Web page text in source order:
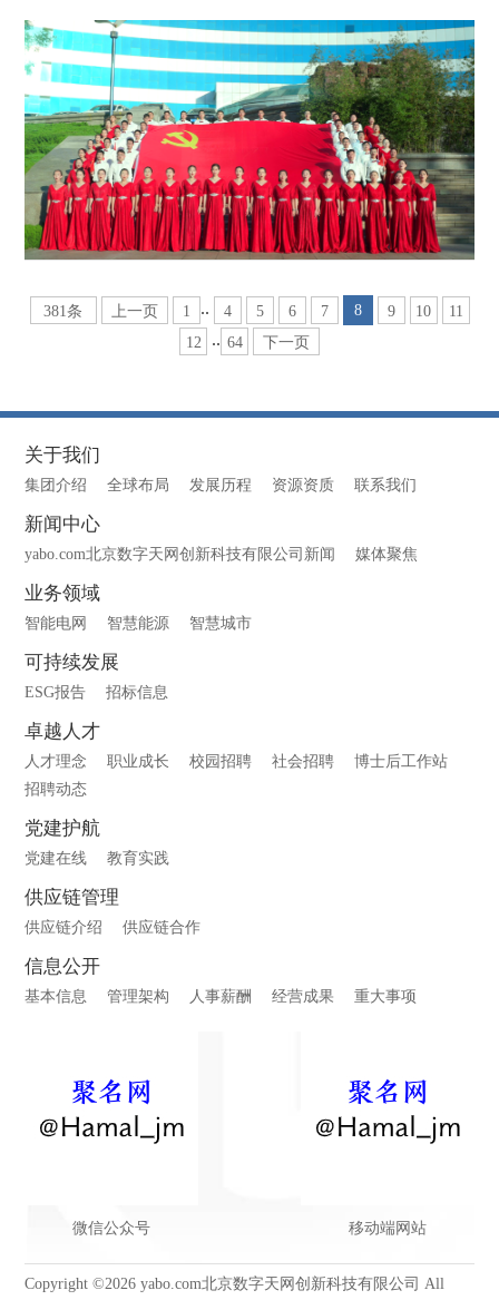
381条 上一页 1 .. 4 5 6 7 8 9 10
11
12
.. 64 下一页
关于我们
集团介绍 全球布局 发展历程 资源资质 联系我们
新闻中心
yabo.com北京数字天网创新科技有限公司新闻 媒体聚焦
业务领域
智能电网 智慧能源 智慧城市
可持续发展
ESG报告 招标信息
卓越人才
人才理念 职业成长 校园招聘 社会招聘
博士后工作站
招聘动态
党建护航
党建在线 教育实践
供应链管理
供应链介绍 供应链合作
信息公开
基本信息 管理架构 人事薪酬 经营成果 重大事项
微信公众号 移动端网站
Copyright ©2026 yabo.com北京数字天网创新科技有限公司 All